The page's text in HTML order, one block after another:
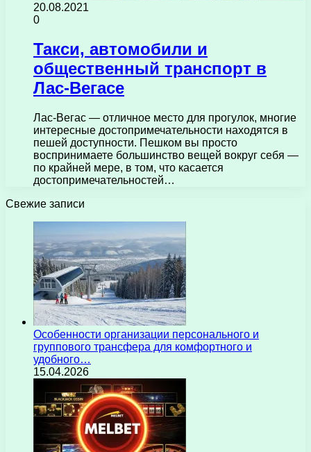
20.08.2021
0
Такси, автомобили и
общественный транспорт в
Лас-Вегасе
Лас-Вегас — отличное место для прогулок, многие
интересные достопримечательности находятся в
пешей доступности. Пешком вы просто
воспринимаете большинство вещей вокруг себя —
по крайней мере, в том, что касается
достопримечательностей…
Свежие записи
Особенности организации персонального и
группового трансфера для комфортного и
удобного…
15.04.2026